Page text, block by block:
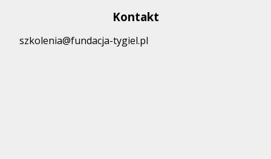
Kontakt
szkolenia@fundacja-tygiel.pl